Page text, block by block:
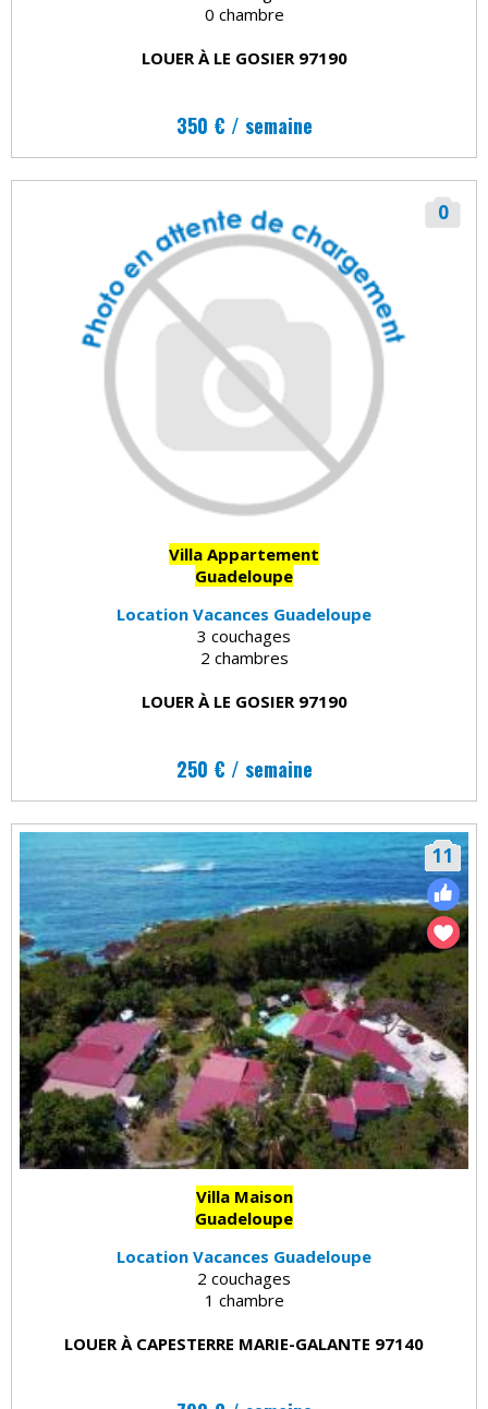
0 chambre
LOUER À LE GOSIER 97190
350 € / semaine
0
Villa Appartement
Guadeloupe
Location Vacances Guadeloupe
3 couchages
2 chambres
LOUER À LE GOSIER 97190
250 € / semaine
11
Villa Maison
Guadeloupe
Location Vacances Guadeloupe
2 couchages
1 chambre
LOUER À CAPESTERRE MARIE-GALANTE 97140